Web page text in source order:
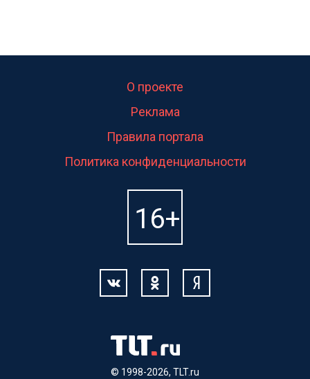
© 1998-2026, TLT.ru
О проекте
Реклама
Правила портала
Политика конфиденциальности